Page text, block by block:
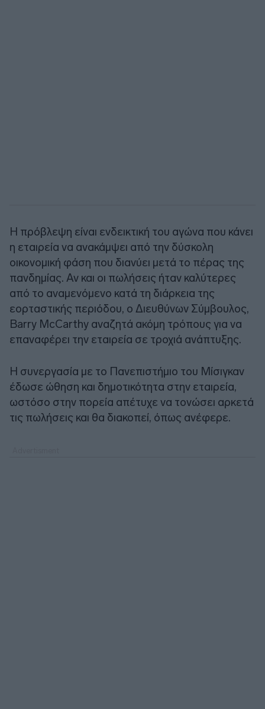
Η πρόβλεψη είναι ενδεικτική του αγώνα που κάνει
η εταιρεία να ανακάμψει από την δύσκολη
οικονομική φάση που διανύει μετά το πέρας της
πανδημίας. Αν και οι πωλήσεις ήταν καλύτερες
από το αναμενόμενο κατά τη διάρκεια της
εορταστικής περιόδου, ο Διευθύνων Σύμβουλος,
Barry McCarthy αναζητά ακόμη τρόπους για να
επαναφέρει την εταιρεία σε τροχιά ανάπτυξης.
Η συνεργασία με το Πανεπιστήμιο του Μίσιγκαν
έδωσε ώθηση και δημοτικότητα στην εταιρεία,
ωστόσο στην πορεία απέτυχε να τονώσει αρκετά
τις πωλήσεις και θα διακοπεί, όπως ανέφερε.